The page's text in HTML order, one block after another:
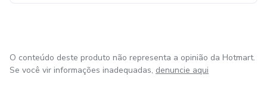
O conteúdo deste produto não representa a opinião da Hotmart.
Se você vir informações inadequadas, denuncie aqui